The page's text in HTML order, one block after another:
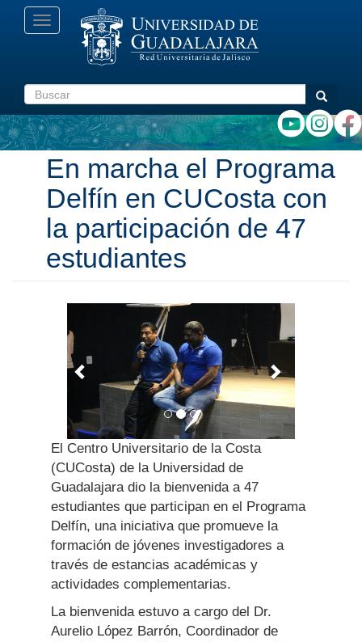
Pasar
Toggle
navigation
Buscar Buscar
En marcha el Programa
Delfín en CUCosta con
la participación de 47
estudiantes
Anterior Siguiente
El Centro Universitario de la Costa
(CUCosta) de la Universidad de
Guadalajara dio la bienvenida a 47
estudiantes que participan en el Programa
Delfín, una iniciativa que promueve la
formación de jóvenes investigadores a
través de estancias académicas y
actividades complementarias.
La bienvenida estuvo a cargo del Dr.
Aurelio López Barrón, Coordinador de